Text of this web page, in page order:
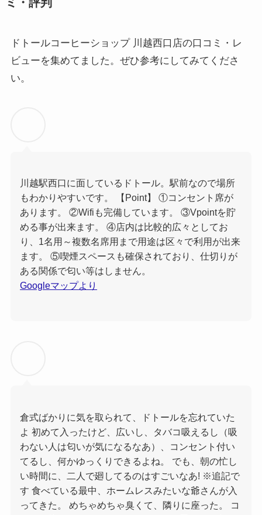
ドトールコーヒーショップ 川越西口店の口コミ・レ
ビューを集めてました。ぜひ参考にしてみてくださ
い。
川越駅西口に面しているドトール。駅前なので場所
もわかりやすいです。 【Point】 ①コンセント席が
あります。 ②Wifiも完備しています。 ③Vpointを貯
める事が出来ます。 ④店内は比較的広々としてお
り、1名用～複数名席用まで用途は区々で利用が出来
ます。 ⑤喫煙スペースも確保されており、仕切りが
ある関係で匂い等はしません。
Googleマップより
倉式ばかりに気を取られて、ドトールを忘れていた
よ 初めて入ったけど、広いし、タバコ吸えるし（吸
わない人は匂いが気になるなあ）、コンセント付い
てるし、何かゆっくりできるよね。 でも、朝の忙し
い時間に、二人で廻してるのはすごいなあ! ※追記で
す 食べている最中、ホームレスみたいな爺さんが入
ってきた。 めちゃめちゃ臭くて、隣りに座った。 コ